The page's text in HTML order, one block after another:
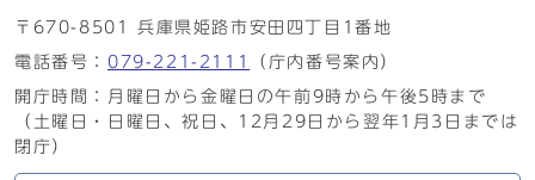
〒670-8501 兵庫県姫路市安田四丁目1番地
電話番号： 079-221-2111
（庁内番号案内）
開庁時間：月曜日から金曜日の午前9時から午後5時まで
（土曜日・日曜日、祝日、12月29日から翌年1月3日までは
閉庁）